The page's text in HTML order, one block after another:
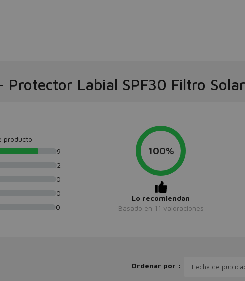
Protector Labial SPF30 Filtro Solar
producto
9
2
0
0
0
100%
Lo recomiendan
Basado en 11 valoraciones
Ordenar por :